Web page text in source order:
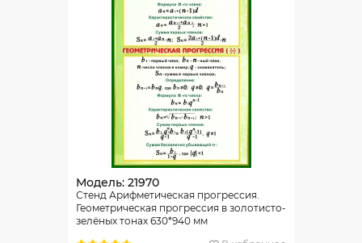
Модель: 21970
Стенд Арифметическая прогрессия.
Геометрическая прогрессия в золотисто-
зелёных тонах 630*940 мм